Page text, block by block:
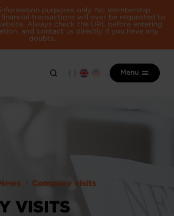
purposes only. No membership
transactions will ever be requested to
Always check the URL before entering
and contact us directly if you have any
doubts.
Menu
Company visits
VISITS